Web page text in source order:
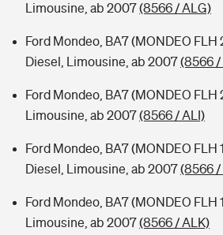
Limousine, ab 2007(8566 / ALG)
Ford Mondeo, BA7 (MONDEO FLH
Diesel, Limousine, ab 2007(8566 /
Ford Mondeo, BA7 (MONDEO FLH
Limousine, ab 2007(8566 / ALI)
Ford Mondeo, BA7 (MONDEO FLH
Diesel, Limousine, ab 2007(8566 /
Ford Mondeo, BA7 (MONDEO FLH
Limousine, ab 2007(8566 / ALK)